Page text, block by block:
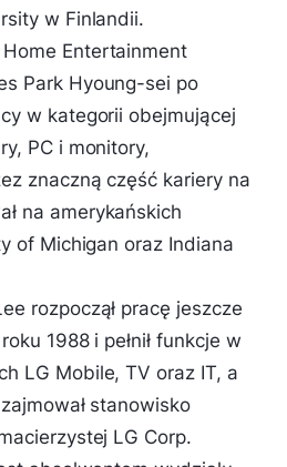
w Finlandii.
Entertainment
Park Hyoung-sei po
w kategorii obejmującej
PC i monitory,
znaczną część kariery na
na amerykańskich
of Michigan oraz Indiana
rozpoczął pracę jeszcze
1988 i pełnił funkcje w
LG Mobile, TV oraz IT, a
stanowisko
LG Corp.